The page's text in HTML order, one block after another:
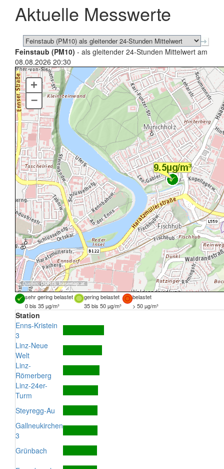
schließen
Aktuelle Messwerte
Feinstaub (PM10) - als gleitender 24-Stunden Mittelwert am
08.08.2026 20:30
Quellen:DORIS, basemap.at
+
–
sehr gering belastet gering belastet
belastet
0 bis 35 µg/m³
35 bis 50 µg/m³ > 50 µg/m³
Station
Enns-Kristein
3
Linz-Neue
Welt
Linz-
Römerberg
Linz-24er-
Turm
Steyregg-Au
Gallneukirchen
3
Grünbach